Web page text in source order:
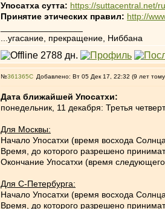
Упосатха сутта: https://suttacentral.net/
Принятие этических правил: http://
...угасание, прекращение, Ниббана
№361365 Добавлено: Вт 05 Дек 17, 22:32 (9 лет
Дата ближайшей Упосатхи:
понедельник, 11 декабря: Третья
Для Москвы:
Начало Упосатхи (время восхода
Время, до которого разрешено
Окончание Упосатхи (время
Для С-Петербурга:
Начало Упосатхи (время восхода
Время, до которого разрешено